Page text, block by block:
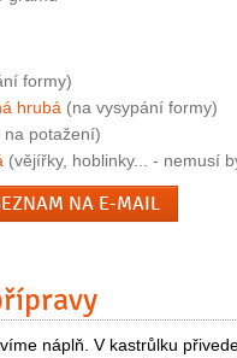
formy)
hrubá (na vysypání formy)
na potažení)
(vějířky, hoblinky... - nemusí
NA E-MAIL
náplň. V kastrůlku